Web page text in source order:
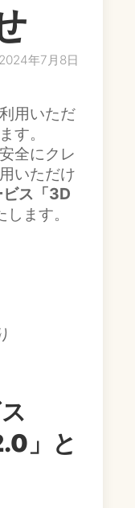
2024年7月8日
用いただ
す。
全にクレ
いただけ
ス「3D
ます。
」 と